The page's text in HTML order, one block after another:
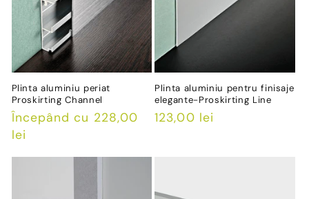
Plinta aluminiu periat
Proskirting Channel
Preț
obișnuit
Începând cu 228,00
lei
Plinta aluminiu pentru finisaje
elegante-Proskirting Line
Preț
123,00 lei